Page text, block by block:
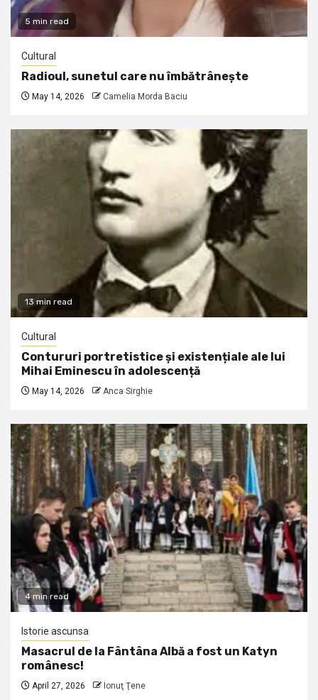
5 min read
Cultural
Radioul, sunetul care nu îmbătrânește
May 14, 2026 Camelia Morda Baciu
13 min read
Cultural
Contururi portretistice și existențiale ale lui
Mihai Eminescu în adolescență
May 14, 2026 Anca Sirghie
4 min read
Istorie ascunsa
Masacrul de la Fântâna Albă a fost un Katyn
românesc!
April 27, 2026 Ionuţ Ţene